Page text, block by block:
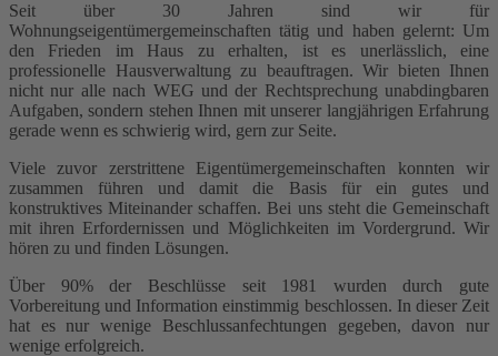
Seit über 30 Jahren sind wir für
Wohnungseigentümergemeinschaften tätig und haben gelernt: Um
den Frieden im Haus zu erhalten, ist es unerlässlich, eine
professionelle Hausverwaltung zu beauftragen. Wir bieten Ihnen
nicht nur alle nach WEG und der Rechtsprechung unabdingbaren
Aufgaben, sondern stehen Ihnen mit unserer langjährigen Erfahrung
gerade wenn es schwierig wird, gern zur Seite.
Viele zuvor zerstrittene Eigentümergemeinschaften konnten wir
zusammen führen und damit die Basis für ein gutes und
konstruktives Miteinander schaffen. Bei uns steht die Gemeinschaft
mit ihren Erfordernissen und Möglichkeiten im Vordergrund. Wir
hören zu und finden Lösungen.
Über 90% der Beschlüsse seit 1981 wurden durch gute
Vorbereitung und Information einstimmig beschlossen. In dieser Zeit
hat es nur wenige Beschlussanfechtungen gegeben, davon nur
wenige erfolgreich.